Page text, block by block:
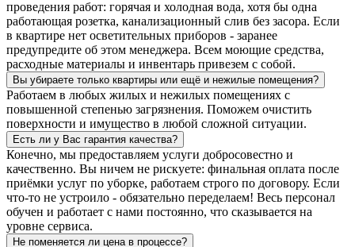
проведения работ: горячая и холодная вода, хотя бы одна
работающая розетка, канализационный слив без засора. Если
в квартире нет осветительных приборов - заранее
предупредите об этом менеджера. Всем моющие средства,
расходные материалы и инвентарь привезем с собой.
Вы убираете только квартиры или ещё и нежилые помещения?
Работаем в любых жилых и нежилых помещениях с
повышенной степенью загрязнения. Поможем очистить
поверхности и имущество в любой сложной ситуации.
Есть ли у Вас гарантия качества?
Конечно, мы предоставляем услуги добросовестно и
качественно. Вы ничем не рискуете: финальная оплата после
приёмки услуг по уборке, работаем строго по договору. Если
что-то не устроило - обязательно переделаем! Весь персонал
обучен и работает с нами постоянно, что сказывается на
уровне сервиса.
Не поменяется ли цена в процессе?